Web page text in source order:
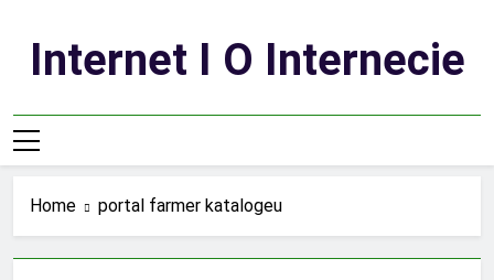
contentInternet I O Internecie
Home portal farmer katalogeu